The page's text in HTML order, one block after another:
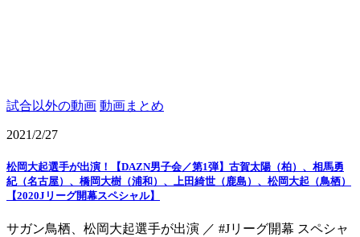
試合以外の動画 動画まとめ
2021/2/27
松岡大起選手が出演！【DAZN男子会／第1弾】古賀太陽（柏）、相馬勇
紀（名古屋）、橋岡大樹（浦和）、上田綺世（鹿島）、松岡大起（鳥栖）
【2020Jリーグ開幕スペシャル】
サガン鳥栖、松岡大起選手が出演 ／ #Jリーグ開幕 スペシャ